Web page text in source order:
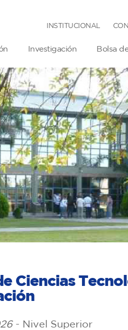
INSTITUCIONAL
Investigación Bolsa
Ciencias
- Nivel Superior